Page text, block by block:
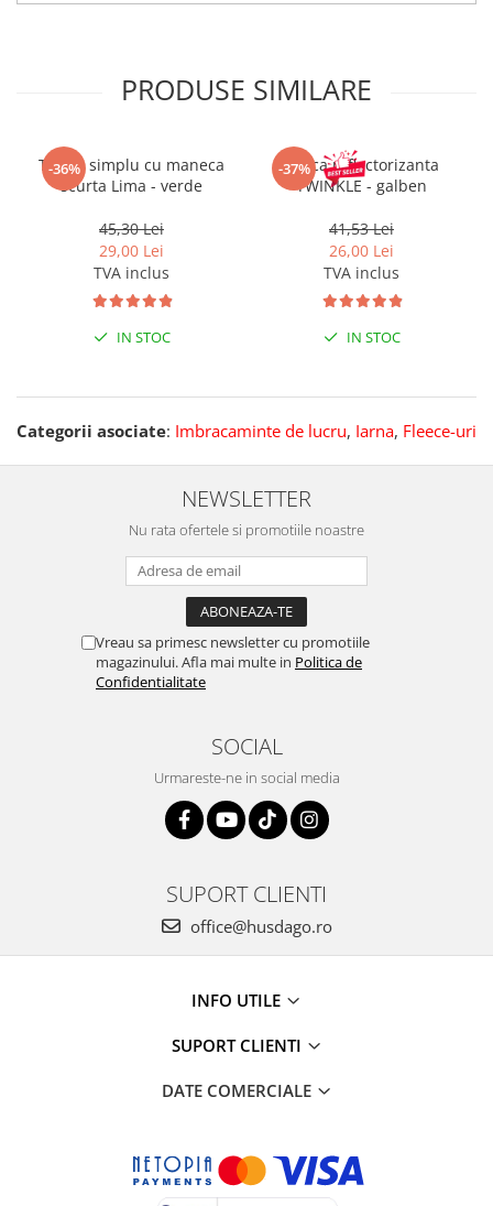
PRODUSE SIMILARE
-36%
Tricou simplu cu maneca
scurta Lima - verde
45,30 Lei
29,00 Lei
TVA inclus
IN STOC
-37%
Sapca reflectorizanta
TWINKLE - galben
41,53 Lei
26,00 Lei
TVA inclus
IN STOC
Categorii asociate: Imbracaminte de lucru, Iarna, Fleece-uri
NEWSLETTER
Nu rata ofertele si promotiile noastre
Vreau sa primesc newsletter cu promotiile
magazinului. Afla mai multe in Politica de
Confidentialitate
SOCIAL
Urmareste-ne in social media
SUPORT CLIENTI
office@husdago.ro
INFO UTILE
SUPORT CLIENTI
DATE COMERCIALE